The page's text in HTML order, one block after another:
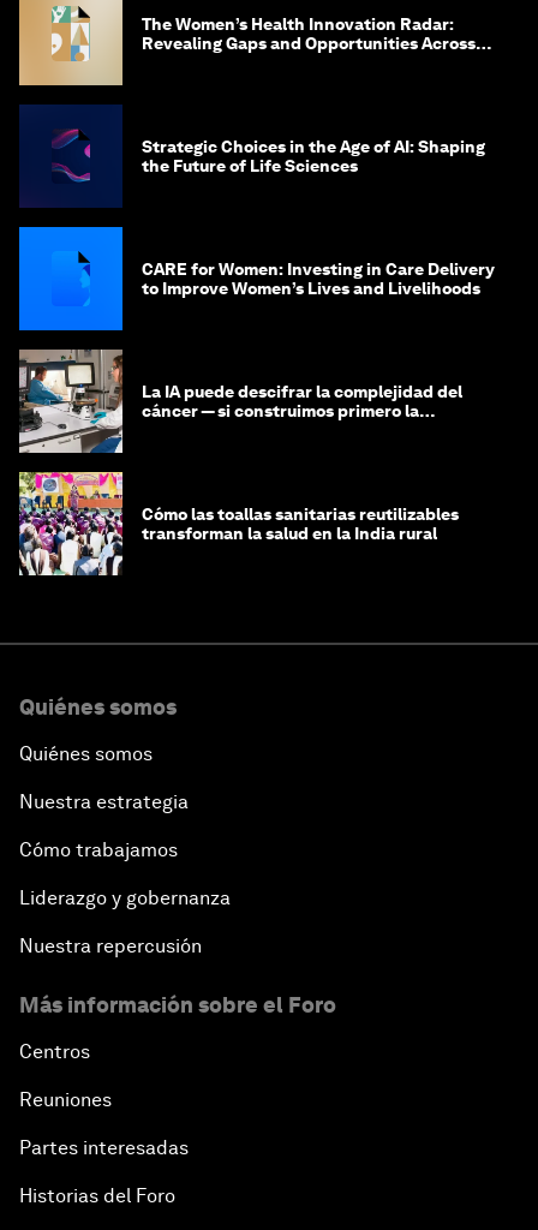
The Women’s Health Innovation Radar:
Revealing Gaps and Opportunities Across
Strategic Choices in the Age of AI: Shaping
the Future of Life Sciences
CARE for Women: Investing in Care Delivery
to Improve Women’s Lives and Livelihoods
La IA puede descifrar la complejidad del
cáncer — si construimos primero la
Cómo las toallas sanitarias reutilizables
transforman la salud en la India rural
Quiénes somos
Quiénes somos
Nuestra estrategia
Cómo trabajamos
Liderazgo y gobernanza
Nuestra repercusión
Más información sobre el Foro
Centros
Reuniones
Partes interesadas
Historias del Foro